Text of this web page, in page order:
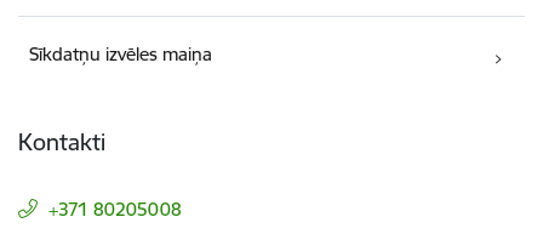
Sīkdatņu izvēles maiņa
Kontakti
+371 80205008